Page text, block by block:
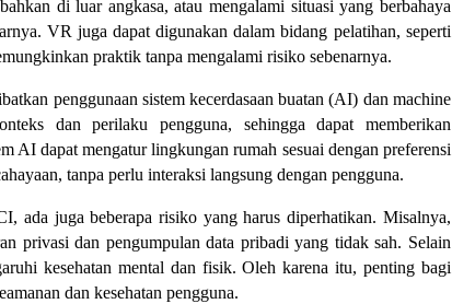
di luar angkasa, atau mengalami situasi yang berbahaya
VR juga dapat digunakan dalam bidang pelatihan, seperti
praktik tanpa mengalami risiko sebenarnya.
penggunaan sistem kecerdasaan buatan (AI) dan machine
dan perilaku pengguna, sehingga dapat memberikan
AI dapat mengatur lingkungan rumah sesuai dengan preferensi
tanpa perlu interaksi langsung dengan pengguna.
ada juga beberapa risiko yang harus diperhatikan. Misalnya,
privasi dan pengumpulan data pribadi yang tidak sah. Selain
kesehatan mental dan fisik. Oleh karena itu, penting bagi
dan kesehatan pengguna.